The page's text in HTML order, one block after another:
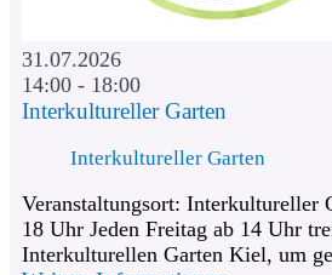
31.07.2026
14:00 - 18:00
Interkultureller Garten
Interkultureller Garten
Veranstaltungsort: Interkultureller
18 Uhr Jeden Freitag ab 14 Uhr
Interkulturellen Garten Kiel, um